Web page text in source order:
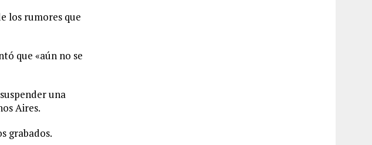
los rumores que
que «aún no se
una
Aires.
grabados.